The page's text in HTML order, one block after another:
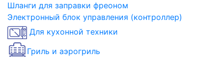
Шланги для заправки фреоном
Электронный блок управления (контроллер)
Для кухонной техники
Гриль и аэрогриль